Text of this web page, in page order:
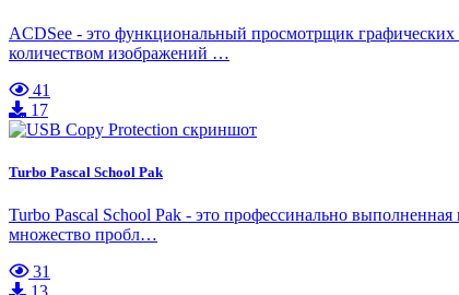
ACDSee - это функциональный просмотрщик
количеством изображений …
41
17
Turbo Pascal School Pak
Turbo Pascal School Pak - это профессинально
множество пробл…
31